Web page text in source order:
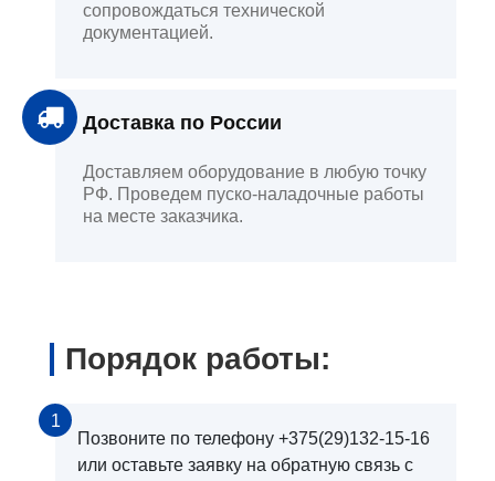
сопровождаться технической
документацией.
Доставка по России
Доставляем оборудование в любую точку
РФ. Проведем пуско-наладочные работы
на месте заказчика.
Порядок работы:
1
Позвоните по телефону +375(29)132-15-16
или оставьте заявку на обратную связь с